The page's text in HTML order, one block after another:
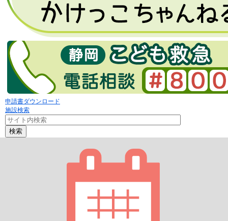
申請書ダウンロード
施設検索
検索